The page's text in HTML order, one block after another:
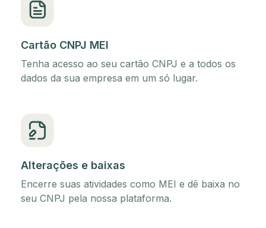
Cartão CNPJ MEI
Tenha acesso ao seu cartão CNPJ e a todos os
dados da sua empresa em um só lugar.
Alterações e baixas
Encerre suas atividades como MEI e dê baixa no
seu CNPJ pela nossa plataforma.